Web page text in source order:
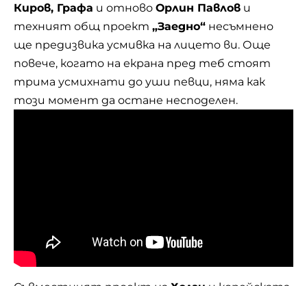
Киров, Графа и отново Орлин Павлов и
техният общ проект „Заедно“ несъмнено
ще предизвика усмивка на лицето ви. Още
повече, когато на екрана пред теб стоят
трима усмихнати до уши певци, няма как
този момент да остане несподелен.